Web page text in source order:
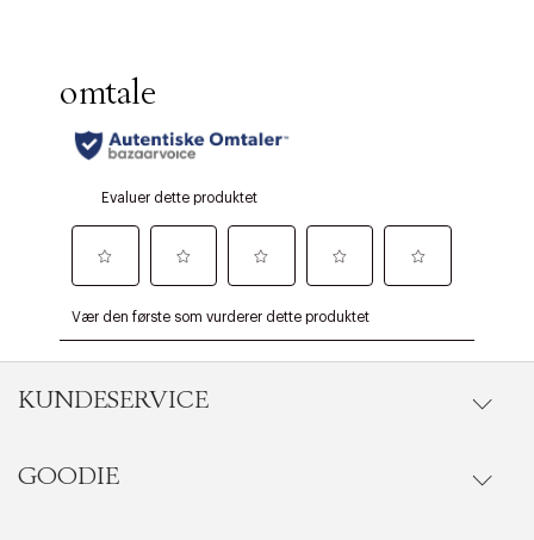
KUNDESERVICE
Gå til kundeservice
GOODIE